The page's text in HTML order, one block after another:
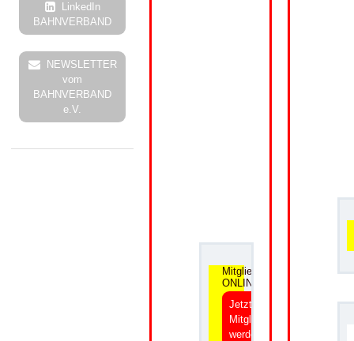
LinkedIn
BAHNVERBAND
NEWSLETTER
vom
BAHNVERBAND
e.V.
Mitgliedsantrag
ONLINE
Jetzt
Mitglied
werden